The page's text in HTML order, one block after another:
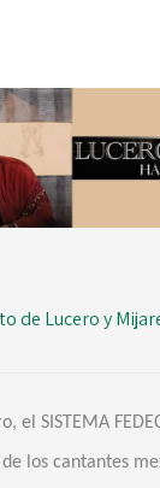
de Lucero y
el SISTEMA
los cantantes